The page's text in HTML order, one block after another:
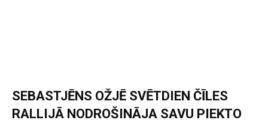
SEBASTJĒNS OŽJĒ SVĒTDIEN ČĪLES
RALLIJĀ NODROŠINĀJA SAVU PIEKTO